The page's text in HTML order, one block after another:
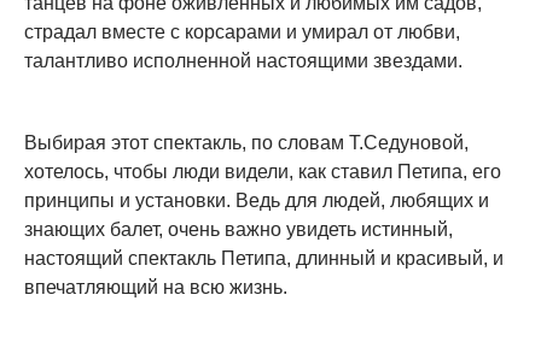
страдал вместе с корсарами и умирал от любви,
талантливо исполненной настоящими звездами.
Выбирая этот спектакль, по словам Т.Седуновой,
хотелось, чтобы люди видели, как ставил Петипа, его
принципы и установки. Ведь для людей, любящих и
знающих балет, очень важно увидеть истинный,
настоящий спектакль Петипа, длинный и красивый, и
впечатляющий на всю жизнь.